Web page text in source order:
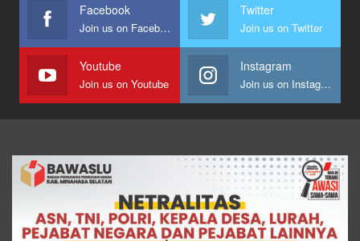
Facebook
Join us on Facebook
Twitter
Join us on Twitter
Youtube
Join us on Youtube
Instagram
Join us on Instagram